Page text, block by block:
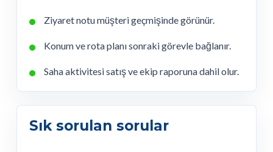
Ziyaret notu müşteri geçmişinde görünür.
Konum ve rota planı sonraki görevle bağlanır.
Saha aktivitesi satış ve ekip raporuna dahil olur.
Sık sorulan sorular